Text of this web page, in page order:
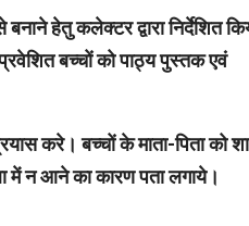
हेतु कलेक्टर द्वारा निर्देशित
बच्चों को पाठ्य पुस्तक एवं
करे। बच्चों के माता-पिता को
में न आने का कारण पता लगाये।